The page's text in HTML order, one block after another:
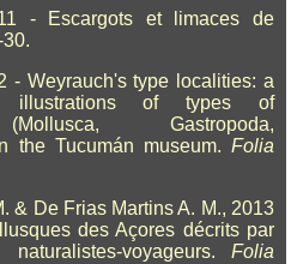
- Escargots et limaces de
30.
- Weyrauch's type localities: a
illustrations of types of
Gastropoda,
the Tucumán museum. Folia
& De Frias Martins A. M., 2013
des Açores décrits par
voyageurs. Folia